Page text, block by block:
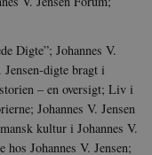
Digte”; Johannes V.
Jensen-digte bragt i
– en oversigt; Liv i
Johannes V. Jensen
kultur i Johannes V.
Jo­hannes V. Jensen;